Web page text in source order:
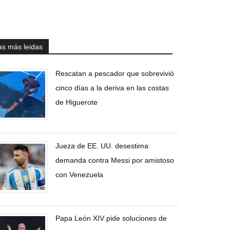
más leidas
Rescatan a pescador que sobrevivió
cinco días a la deriva en las costas
de Higuerote
Jueza de EE. UU. desestima
demanda contra Messi por amistoso
con Venezuela
Papa León XIV pide soluciones de